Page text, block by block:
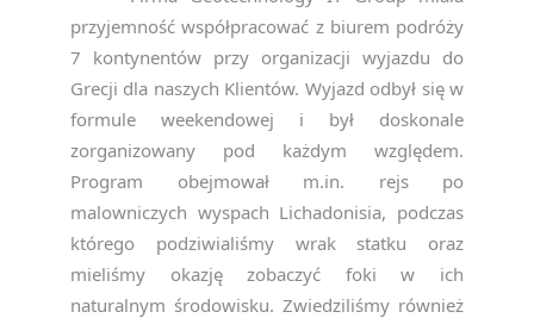
przyjemność współpracować z biurem podróży
7 kontynentów przy organizacji wyjazdu do
Grecji dla naszych Klientów. Wyjazd odbył się w
formule weekendowej i był doskonale
zorganizowany pod każdym względem.
Program obejmował m.in. rejs po
malowniczych wyspach Lichadonisia, podczas
którego podziwialiśmy wrak statku oraz
mieliśmy okazję zobaczyć foki w ich
naturalnym środowisku. Zwiedziliśmy również